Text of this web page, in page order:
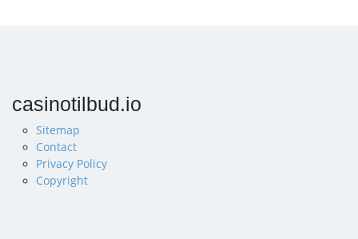
casinotilbud.io
Sitemap
Contact
Privacy Policy
Copyright